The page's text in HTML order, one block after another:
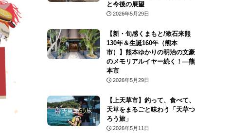
と今後の展望
2026年5月29日
【新・旬感くまもと/漱石来熊
130年＆生誕160年（熊本
市）】熊本ゆかりの明治の文豪
のメモリアルイヤー続く！―熊
本市
2026年5月29日
【上天草市】釣って、食べて、
天草をまるごと味わう「天草つ
ろう旅」
2026年5月11日